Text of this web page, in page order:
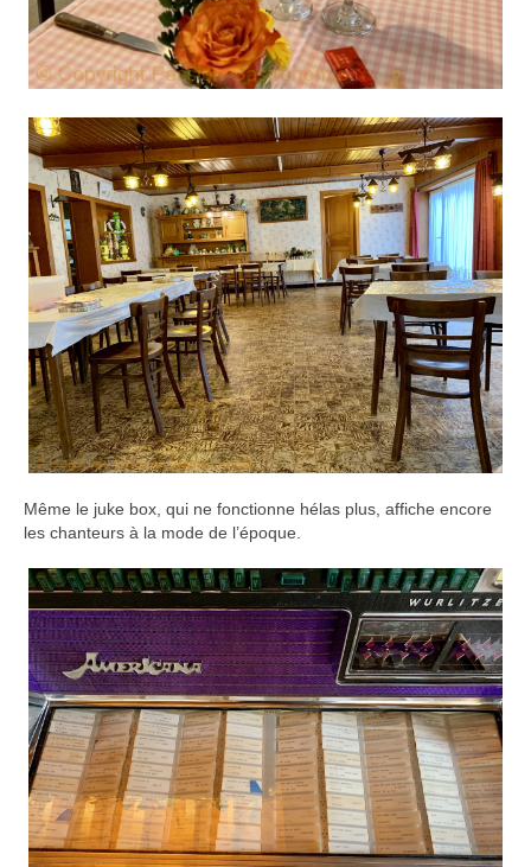
Même le juke box, qui ne fonctionne hélas plus, affiche encore
les chanteurs à la mode de l’époque.